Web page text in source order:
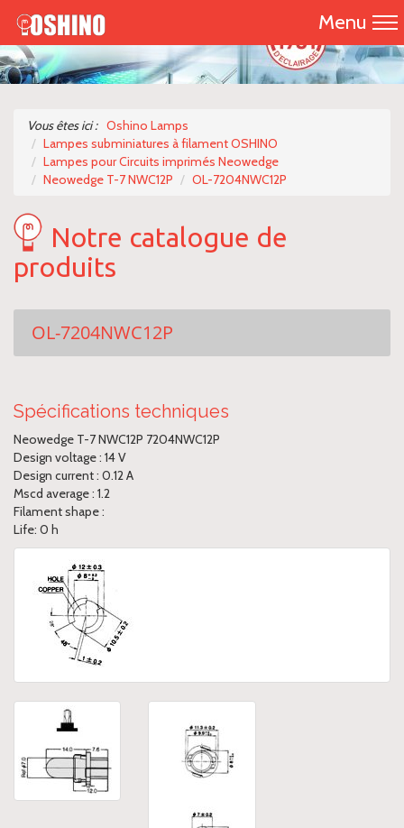
Menu
Accueil
Catalogue 2026
Nous contacter
Vous êtes ici : Oshino Lamps
Lampes subminiatures à filament OSHINO
Lampes pour Circuits imprimés Neowedge
Neowedge T-7 NWC12P
OL-7204NWC12P
Notre catalogue de
produits
OL-7204NWC12P
Spécifications techniques
Neowedge T-7 NWC12P 7204NWC12P
Design voltage : 14 V
Design current : 0.12 A
Mscd average : 1.2
Filament shape :
Life: 0 h